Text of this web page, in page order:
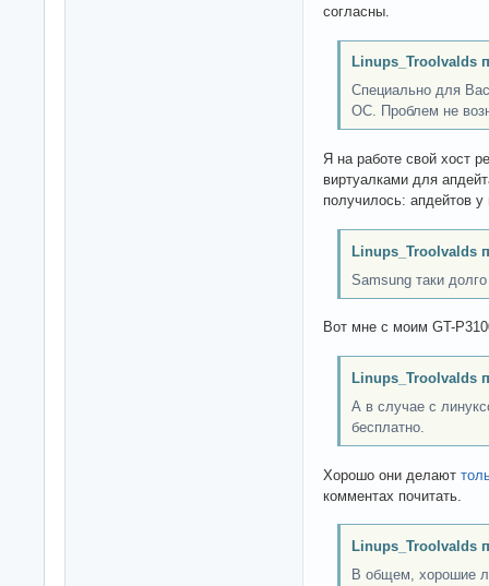
согласны.
Linups_Troolvalds
Специально для
ОС. Проблем не
Я на работе свой хост
виртуалками для
получилось: апдейтов
Linups_Troolvalds
Samsung таки
Вот мне с моим GT-
Linups_Troolvalds
А в случае с
бесплатно.
Хорошо они делают
комментах почитать.
Linups_Troolvalds
В общем, хорошие